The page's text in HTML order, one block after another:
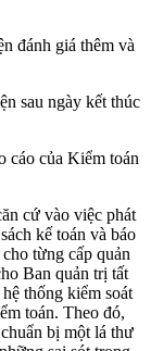
đánh giá thêm và
sau ngày kết thúc
cáo của Kiểm toán
cứ vào việc phát
kế toán và báo
từng cấp quản
Ban quản trị tất
thống kiểm soát
toán. Theo đó,
bị một lá thư